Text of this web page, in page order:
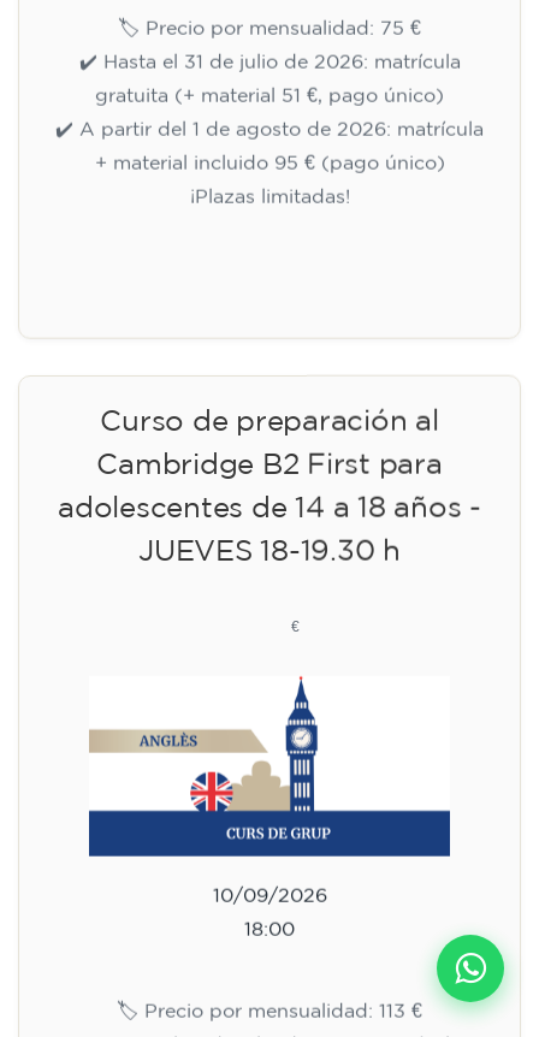
🏷️ Precio por mensualidad: 75 €
✔️ Hasta el 31 de julio de 2026: matrícula
gratuita (+ material 51 €, pago único)
✔️ A partir del 1 de agosto de 2026: matrícula
+ material incluido 95 € (pago único)
¡Plazas limitadas!
Curso de preparación al
Cambridge B2 First para
adolescentes de 14 a 18 años -
JUEVES 18-19.30 h
€
10/09/2026
18:00
🏷️ Precio por mensualidad: 113 €